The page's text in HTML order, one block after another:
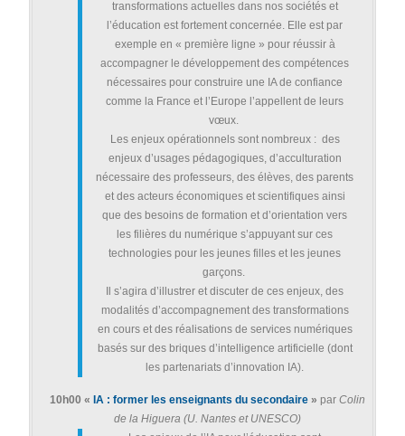
transformations actuelles dans nos sociétés et
l’éducation est fortement concernée. Elle est par
exemple en « première ligne » pour réussir à
accompagner le développement des compétences
nécessaires pour construire une IA de confiance
comme la France et l’Europe l’appellent de leurs
vœux.
Les enjeux opérationnels sont nombreux : des
enjeux d’usages pédagogiques, d’acculturation
nécessaire des professeurs, des élèves, des parents
et des acteurs économiques et scientifiques ainsi
que des besoins de formation et d’orientation vers
les filières du numérique s’appuyant sur ces
technologies pour les jeunes filles et les jeunes
garçons.
Il s’agira d’illustrer et discuter de ces enjeux, des
modalités d’accompagnement des transformations
en cours et des réalisations de services numériques
basés sur des briques d’intelligence artificielle (dont
les partenariats d’innovation IA).
10h00 « IA : former les enseignants du secondaire » parColin
de la Higuera (U. Nantes et UNESCO)